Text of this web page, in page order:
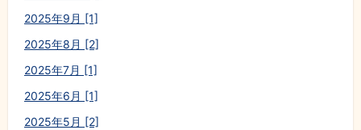
2025年9月 [1]
2025年8月 [2]
2025年7月 [1]
2025年6月 [1]
2025年5月 [2]